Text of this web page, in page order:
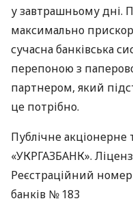
у завтрашньому дні.
максимально
сучасна банківська
перепоною з
партнером, який
це потрібно.
Публічне акціонерне
«УКРГАЗБАНК».
Реєстраційний
банків № 183